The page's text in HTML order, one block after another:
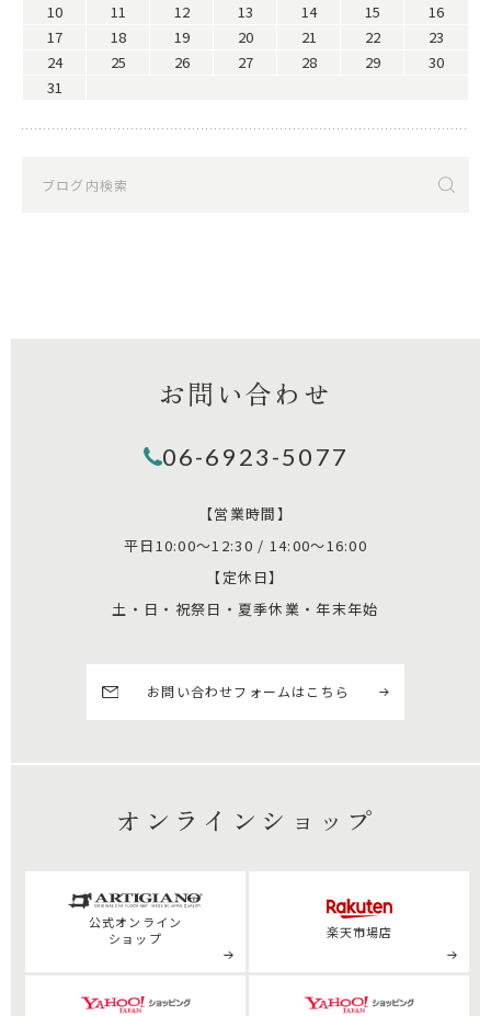
10
11 12 13 14 15
16
17
18 19 20 21 22
23
24
25 26 27 28 29
30
31
お問い合わせ
06-6923-5077
【営業時間】
平日10:00～12:30 / 14:00～16:00
【定休日】
土・日・祝祭日・夏季休業・年末年始
お問い合わせフォームはこちら
オンラインショップ
公式オンライン
ショップ
楽天市場店